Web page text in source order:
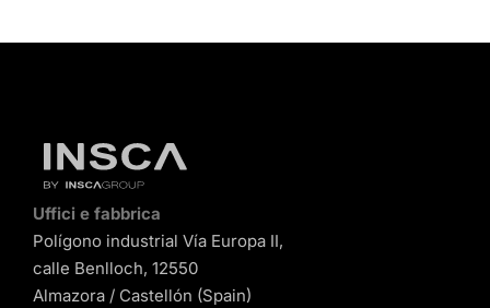
Uffici e fabbrica
Polígono industrial Vía Europa II,
calle Benlloch, 12550
Almazora / Castellón (Spain)